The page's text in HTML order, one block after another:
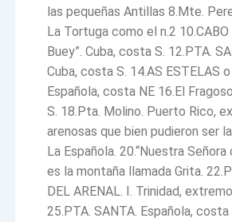
las pequeñas Antillas 8.Mte.
La Tortuga como el n.2 10.CABO
Buey”. Cuba, costa S. 12.PTA.
Cuba, costa S. 14.AS ESTELAS
Española, costa NE 16.El
S. 18.Pta. Molino. Puerto Rico,
arenosas que bien pudieron ser
La Española. 20.“Nuestra
es la montaña llamada Grita.
DEL ARENAL. I. Trinidad,
25.PTA. SANTA. Española,